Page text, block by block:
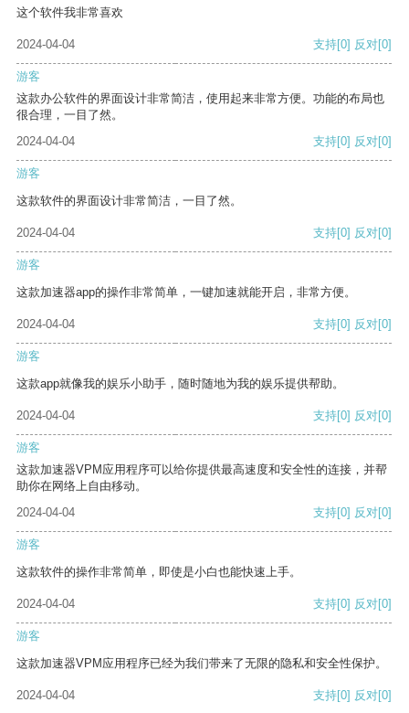
这个软件我非常喜欢
2024-04-04 支持[0] 反对[0]
游客
这款办公软件的界面设计非常简洁，使用起来非常方便。功能的布局也
很合理，一目了然。
2024-04-04
支持[0] 反对[0]
游客
这款软件的界面设计非常简洁，一目了然。
2024-04-04 支持[0] 反对[0]
游客
这款加速器app的操作非常简单，一键加速就能开启，非常方便。
2024-04-04 支持[0] 反对[0]
游客
这款app就像我的娱乐小助手，随时随地为我的娱乐提供帮助。
2024-04-04 支持[0] 反对[0]
游客
这款加速器VPM应用程序可以给你提供最高速度和安全性的连接，并帮
助你在网络上自由移动。
2024-04-04
支持[0] 反对[0]
游客
这款软件的操作非常简单，即使是小白也能快速上手。
2024-04-04 支持[0] 反对[0]
游客
这款加速器VPM应用程序已经为我们带来了无限的隐私和安全性保护。
2024-04-04 支持[0] 反对[0]